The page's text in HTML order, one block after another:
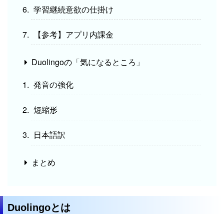
学習継続意欲の仕掛け
【参考】アプリ内課金
Duolingoの「気になるところ」
発音の強化
短縮形
日本語訳
まとめ
Duolingoとは